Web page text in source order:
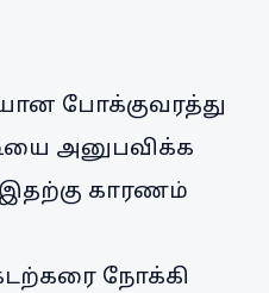
போக்குவரத்து
அனுபவிக்க
காரணம்
நோக்கி